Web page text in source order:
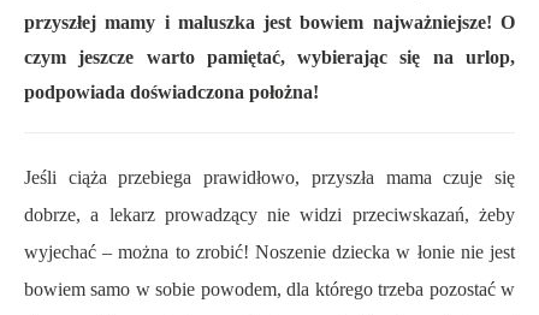
przyszłej mamy i maluszka jest bowiem najważniejsze! O
czym jeszcze warto pamiętać, wybierając się na urlop,
podpowiada doświadczona położna!
Jeśli ciąża przebiega prawidłowo, przyszła mama czuje się
dobrze, a lekarz prowadzący nie widzi przeciwskazań, żeby
wyjechać – można to zrobić! Noszenie dziecka w łonie nie jest
bowiem samo w sobie powodem, dla którego trzeba pozostać w